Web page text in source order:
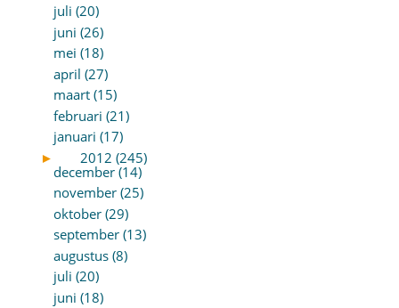
juli (20)
juni (26)
mei (18)
april (27)
maart (15)
februari (21)
januari (17)
►
2012 (245)
december (14)
november (25)
oktober (29)
september (13)
augustus (8)
juli (20)
juni (18)